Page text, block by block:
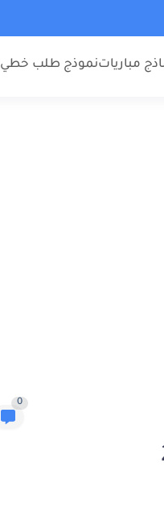
مبارياتنموذج طلب خطي
0